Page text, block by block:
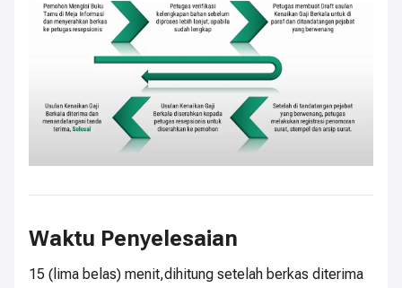
Waktu Penyelesaian
15 (lima belas) menit,dihitung setelah berkas diterima